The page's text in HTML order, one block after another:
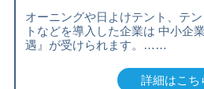
オーニングや日よけテント、テ
トなどを導入した企業は 中小企
遇』が受けられます。……
詳細はこち